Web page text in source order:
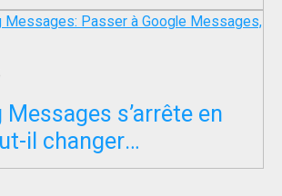
s’arrête en
il changer
SMS ?